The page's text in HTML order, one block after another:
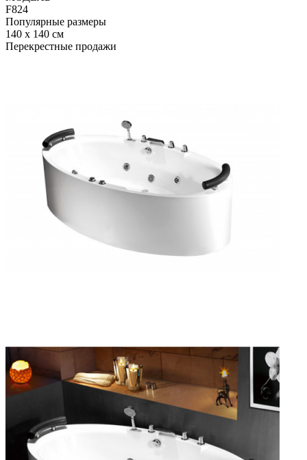
F824
Популярные размеры
140 x 140 см
Перекрестные продажи